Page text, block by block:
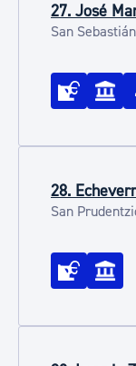
27. José
San
28.
San